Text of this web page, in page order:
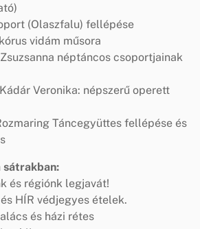
(Olaszfalu) fellépése
vidám műsora
néptáncos csoportjainak
Veronika: népszerű operett
Táncegyüttes fellépése és
sátrakban:
és régiónk legjavát!
HÍR védjegyes ételek.
és házi rétes